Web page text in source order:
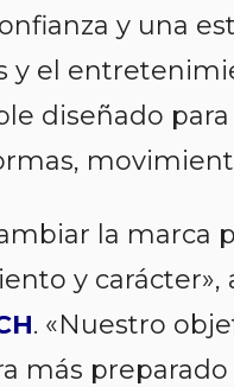
y una
y el
diseñado
la marca
y carácter»,
. «Nuestro
más